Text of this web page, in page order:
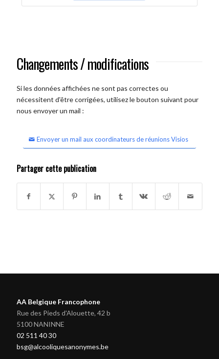
Changements / modifications
Si les données affichées ne sont pas correctes ou
nécessitent d'être corrigées, utilisez le bouton suivant pour
nous envoyer un mail :
Envoyer un mail aux coordinateurs de réunions Visios
Partager cette publication
AA Belgique Francophone
Rue des Pieds d'Alouette, 42 b
5100 NANINNE
02 511 40 30
bsg@alcooliquesanonymes.be